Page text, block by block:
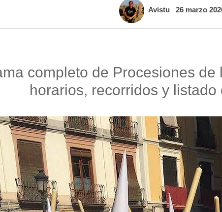
Avistu 26 marzo
completo de Procesiones
horarios, recorridos y